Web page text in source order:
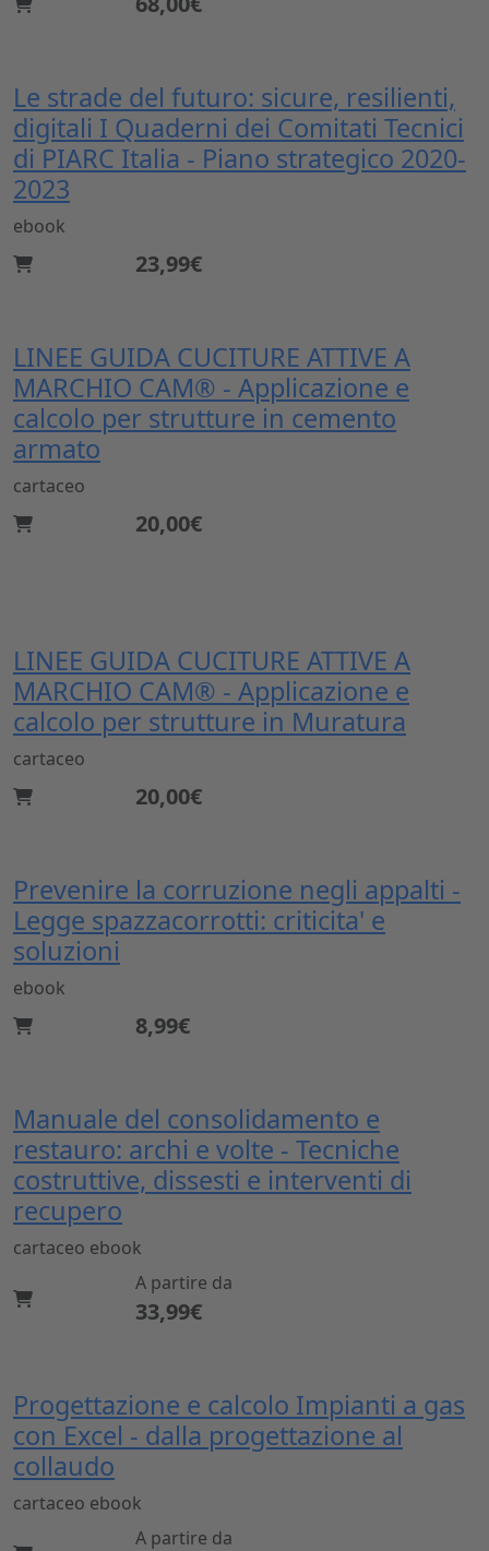
Le strade del futuro: sicure, resilienti,
digitali I Quaderni dei Comitati Tecnici
di PIARC Italia - Piano strategico 2020-
2023
ebook
23,99€
LINEE GUIDA CUCITURE ATTIVE A
MARCHIO CAM® - Applicazione e
calcolo per strutture in cemento
armato
cartaceo
20,00€
LINEE GUIDA CUCITURE ATTIVE A
MARCHIO CAM® - Applicazione e
calcolo per strutture in Muratura
cartaceo
20,00€
Prevenire la corruzione negli appalti -
Legge spazzacorrotti: criticita' e
soluzioni
ebook
8,99€
Manuale del consolidamento e
restauro: archi e volte - Tecniche
costruttive, dissesti e interventi di
recupero
cartaceo ebook
A partire da
33,99€
Progettazione e calcolo Impianti a gas
con Excel - dalla progettazione al
collaudo
cartaceo ebook
A partire da